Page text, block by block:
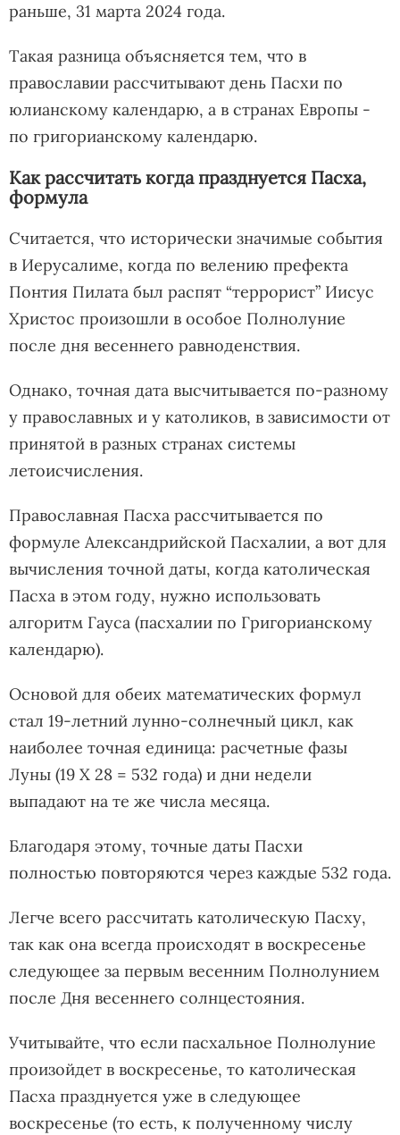
раньше, 31 марта 2024 года.
Такая разница объясняется тем, что в
православии рассчитывают день Пасхи по
юлианскому календарю, а в странах Европы -
по григорианскому календарю.
Как рассчитать когда празднуется Пасха,
формула
Считается, что исторически значимые события
в Иерусалиме, когда по велению префекта
Понтия Пилата был распят “террорист” Иисус
Христос произошли в особое Полнолуние
после дня весеннего равноденствия.
Однако, точная дата высчитывается по-разному
у православных и у католиков, в зависимости от
принятой в разных странах системы
летоисчисления.
Православная Пасха рассчитывается по
формуле Александрийской Пасхалии, а вот для
вычисления точной даты, когда католическая
Пасха в этом году, нужно использовать
алгоритм Гауса (пасхалии по Григорианскому
календарю).
Основой для обеих математических формул
стал 19-летний лунно-солнечный цикл, как
наиболее точная единица: расчетные фазы
Луны (19 X 28 = 532 года) и дни недели
выпадают на те же числа месяца.
Благодаря этому, точные даты Пасхи
полностью повторяются через каждые 532 года.
Легче всего рассчитать католическую Пасху,
так как она всегда происходят в воскресенье
следующее за первым весенним Полнолунием
после Дня весеннего солнцестояния.
Учитывайте, что если пасхальное Полнолуние
произойдет в воскресенье, то католическая
Пасха празднуется уже в следующее
воскресенье (то есть, к полученному числу